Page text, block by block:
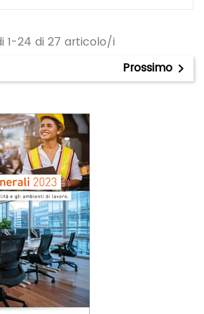
1-24 di 27 articolo/i
Prossimo 